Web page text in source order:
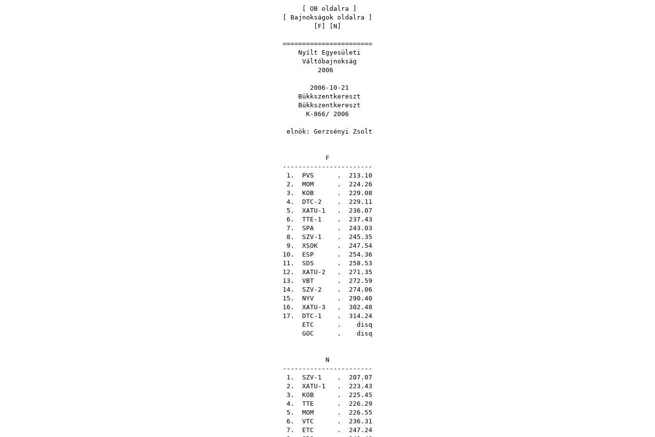
OB oldalra
Bajnokságok oldalra
F N
=======================
Nyílt Egyesületi
Váltóbajnokság
2006
2006-10-21
Bükkszentkereszt
Bükkszentkereszt
K-866/ 2006
elnök: Gerzsényi Zsolt
F
-----------------------
1. PVS . 213.10
2. MOM . 224.26
3. KOB . 229.08
4. DTC-2 . 229.11
5. XATU-1 . 236.07
6. TTE-1 . 237.43
7. SPA . 243.03
8. SZV-1 . 245.35
9. XSOK . 247.54
10. ESP . 254.36
11. SDS . 258.53
12. XATU-2 . 271.35
13. VBT . 272.59
14. SZV-2 . 274.06
15. NYV . 290.40
16. XATU-3 . 302.48
17. DTC-1 . 314.24
ETC . disq
GOC . disq
N
-----------------------
1. SZV-1 . 207.07
2. XATU-1 . 223.43
3. KOB . 225.45
4. TTE . 226.29
5. MOM . 226.55
6. VTC . 236.31
7. ETC . 247.24